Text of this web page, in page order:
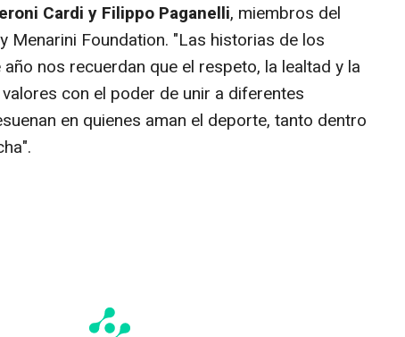
Cardi y Filippo Paganelli, miembros del
Menarini Foundation. "Las historias de los
nos recuerdan que el respeto, la lealtad y la
con el poder de unir a diferentes
en quienes aman el deporte, tanto dentro